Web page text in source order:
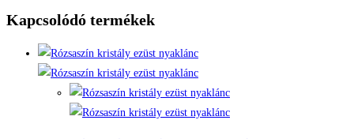
Kapcsolódó termékek